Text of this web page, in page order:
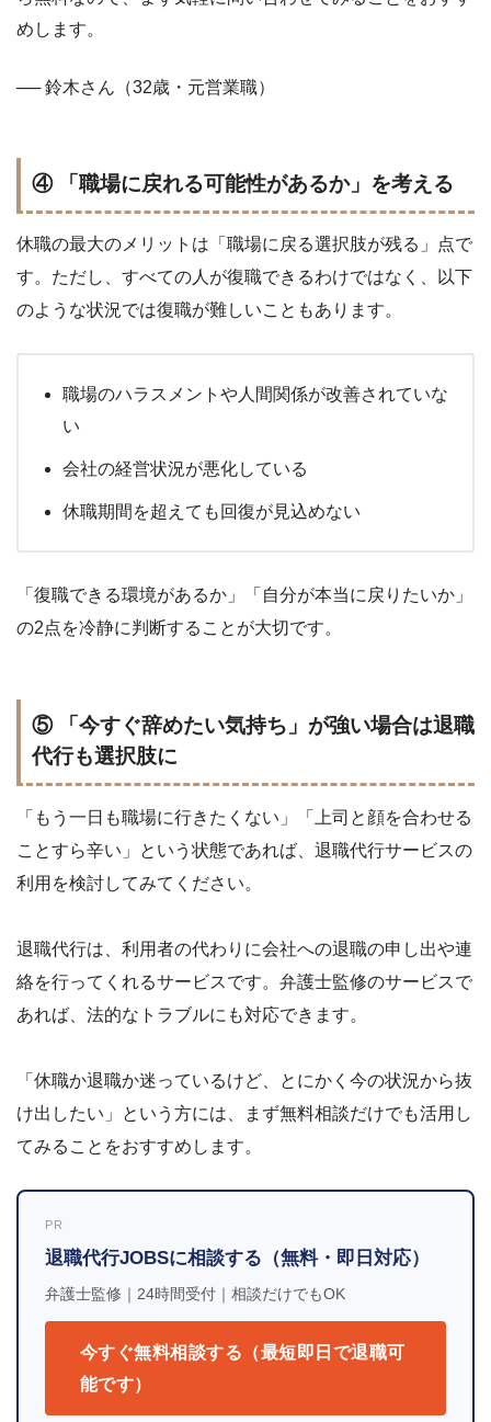
めします。
── 鈴木さん（32歳・元営業職）
④ 「職場に戻れる可能性があるか」を考える
休職の最大のメリットは「職場に戻る選択肢が残る」点で
す。ただし、すべての人が復職できるわけではなく、以下
のような状況では復職が難しいこともあります。
職場のハラスメントや人間関係が改善されていな
い
会社の経営状況が悪化している
休職期間を超えても回復が見込めない
「復職できる環境があるか」「自分が本当に戻りたいか」
の2点を冷静に判断することが大切です。
⑤ 「今すぐ辞めたい気持ち」が強い場合は退職
代行も選択肢に
「もう一日も職場に行きたくない」「上司と顔を合わせる
ことすら辛い」という状態であれば、退職代行サービスの
利用を検討してみてください。
退職代行は、利用者の代わりに会社への退職の申し出や連
絡を行ってくれるサービスです。弁護士監修のサービスで
あれば、法的なトラブルにも対応できます。
「休職か退職か迷っているけど、とにかく今の状況から抜
け出したい」という方には、まず無料相談だけでも活用し
てみることをおすすめします。
PR
退職代行JOBSに相談する（無料・即日対応）
弁護士監修｜24時間受付｜相談だけでもOK
今すぐ無料相談する（最短即日で退職可
能です）